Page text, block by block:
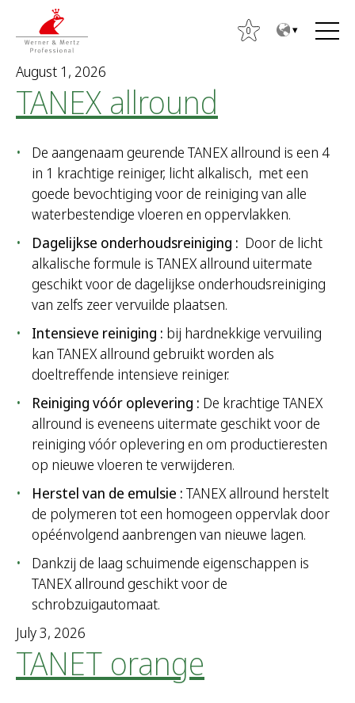
0
r
August 1, 2026
TANEX allround
De aangenaam geurende TANEX allround is een 4
in 1 krachtige reiniger, licht alkalisch, met een
goede bevochtiging voor de reiniging van alle
waterbestendige vloeren en oppervlakken.
Dagelijkse onderhoudsreiniging : Door de licht
alkalische formule is TANEX allround uitermate
geschikt voor de dagelijkse onderhoudsreiniging
van zelfs zeer vervuilde plaatsen.
Intensieve reiniging : bij hardnekkige vervuiling
kan TANEX allround gebruikt worden als
doeltreffende intensieve reiniger.
Reiniging vóór oplevering : De krachtige TANEX
allround is eveneens uitermate geschikt voor de
reiniging vóór oplevering en om productieresten
op nieuwe vloeren te verwijderen.
Herstel van de emulsie : TANEX allround herstelt
de polymeren tot een homogeen oppervlak door
opéénvolgend aanbrengen van nieuwe lagen.
Dankzij de laag schuimende eigenschappen is
TANEX allround geschikt voor de
schrobzuigautomaat.
July 3, 2026
TANET orange